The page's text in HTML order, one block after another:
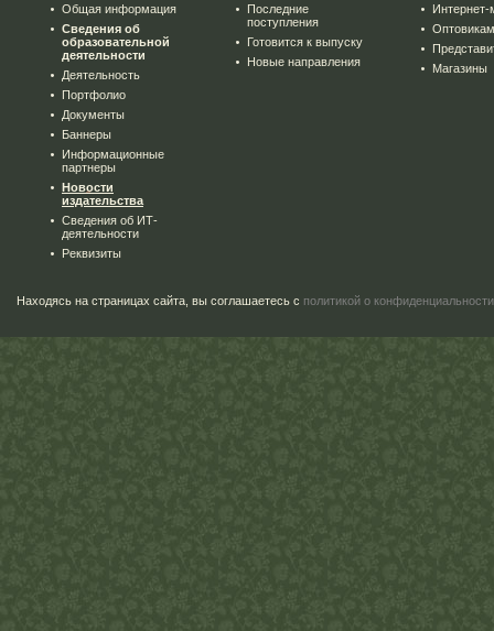
Общая информация
Сведения об
образовательной
деятельности
Деятельность
Портфолио
Документы
Баннеры
Информационные
партнеры
Новости
издательства
Сведения об ИТ-
деятельности
Реквизиты
Последние
поступления
Готовится к выпуску
Новые направления
Интернет-
Оптовикам
Магазины
Находясь на страницах сайта, вы соглашаетесь с политикой о конфиденциальности